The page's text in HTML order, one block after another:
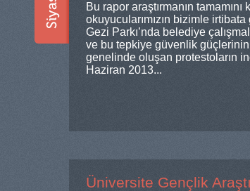
Bu rapor araştırmanın
okuyucularımızın bizimle
Gezi Parkı’nda belediye
ve bu tepkiye güvenlik
genelinde oluşan protestoların
Haziran 2013...
Üniversite Gençlik